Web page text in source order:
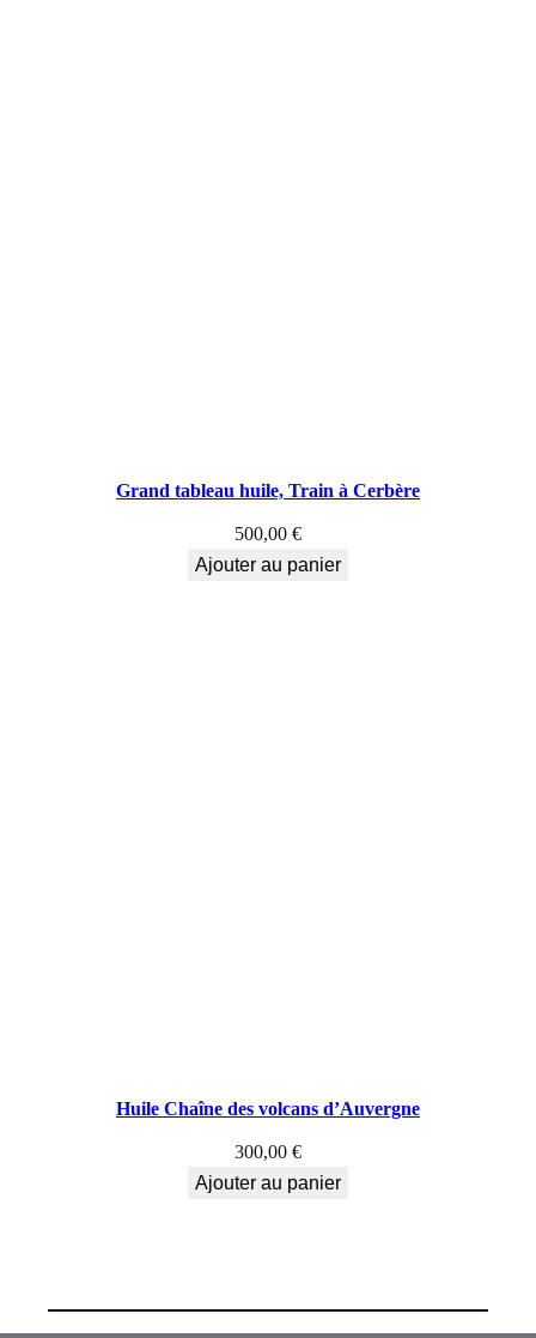
Grand tableau huile, Train à Cerbère
500,00 €
Ajouter au panier
Huile Chaîne des volcans d’Auvergne
300,00 €
Ajouter au panier